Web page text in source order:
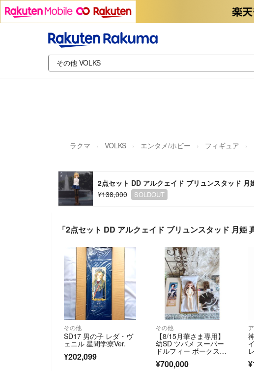
ラクマ VOLKS エンタメ/ホビー フィギュア
2点セット DD アルクェイド ブリュンスタッド 月
¥138,000
SOLDOUT
「2点セット DD アルクェイド ブリュンスタッド 月
その他
SD17 男の子 レダ・ヴ
ェニル 星間学寮Ver.
¥202,099
その他
【8/15月華さま専用】
幼SD ツバメ スーパー
ドルフィー ボークス Y
SD
¥700,000